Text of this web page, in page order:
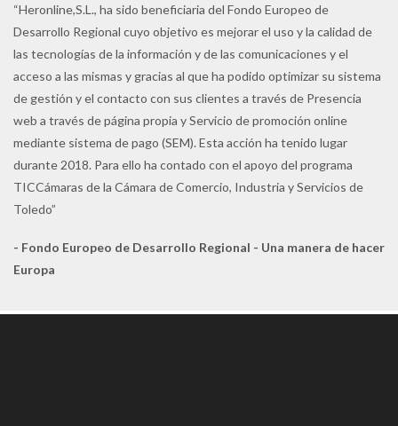
“Heronline,S.L., ha sido beneficiaria del Fondo Europeo de
Desarrollo Regional cuyo objetivo es mejorar el uso y la calidad de
las tecnologías de la información y de las comunicaciones y el
acceso a las mismas y gracias al que ha podido optimizar su sistema
de gestión y el contacto con sus clientes a través de Presencia
web a través de página propia y Servicio de promoción online
mediante sistema de pago (SEM). Esta acción ha tenido lugar
durante 2018. Para ello ha contado con el apoyo del programa
TICCámaras de la Cámara de Comercio, Industria y Servicios de
Toledo”
- Fondo Europeo de Desarrollo Regional - Una manera de hacer
Europa